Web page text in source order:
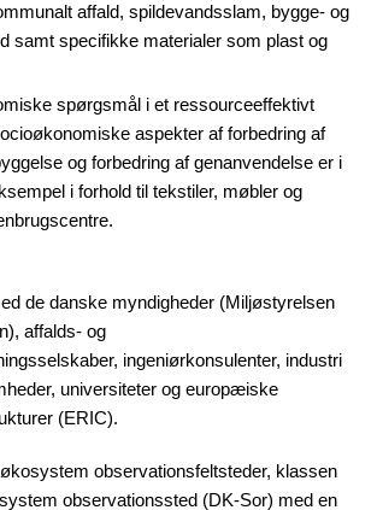
affald, spildevandsslam, bygge- og
samt specifikke materialer som plast og
spørgsmål i et ressourceeffektivt
aspekter af forbedring af
og forbedring af genanvendelse er i
i forhold til tekstiler, møbler og
de danske myndigheder (Miljøstyrelsen
affalds- og
ingeniørkonsulenter, industri
universiteter og europæiske
(ERIC).
observationsfeltsteder, klassen
observationssted (DK-Sor) med en